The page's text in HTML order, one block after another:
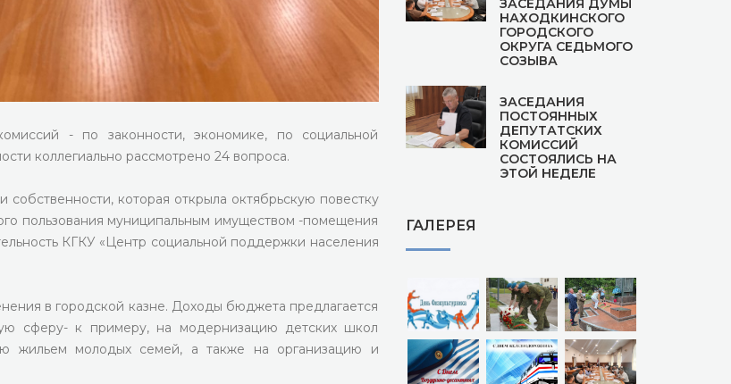
- по законности, экономике, по социальной
коллегиально рассмотрено 24 вопроса.
которая открыла октябрьскую повестку
пользования муниципальным имуществом -помещения
КГКУ «Центр социальной поддержки населения
в городской казне. Доходы бюджета предлагается
сферу- к примеру, на модернизацию детских школ
жильем молодых семей, а также на организацию и
ЗАСЕДАНИЯ ДУМЫ
НАХОДКИНСКОГО
ГОРОДСКОГО
ОКРУГА СЕДЬМОГО
СОЗЫВА
ЗАСЕДАНИЯ
ПОСТОЯННЫХ
ДЕПУТАТСКИХ
КОМИССИЙ
СОСТОЯЛИСЬ НА
ЭТОЙ НЕДЕЛЕ
ГАЛЕРЕЯ